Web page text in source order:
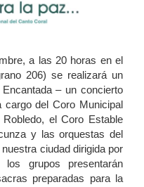
a las 20 horas en el
206) se realizará un
– un concierto
del Coro Municipal
el Coro Estable
y las orquestas del
ciudad dirigida por
grupos presentarán
preparadas para la